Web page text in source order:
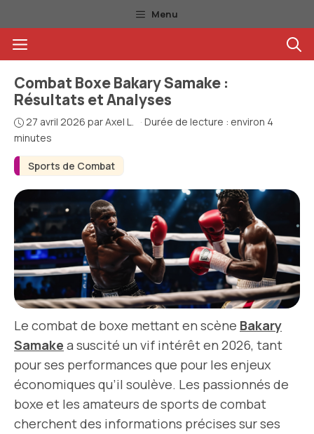
au
contenu
Menu
Menu
Sports de Combat
Combat Boxe Bakary Samake :
Résultats et Analyses
27 avril 2026 parAxel L. · Durée de lecture : environ 4
minutes
Le combat de boxe mettant en scène Bakary
Samake a suscité un vif intérêt en 2026, tant
pour ses performances que pour les enjeux
économiques qu’il soulève. Les passionnés de
boxe et les amateurs de sports de combat
cherchent des informations précises sur ses